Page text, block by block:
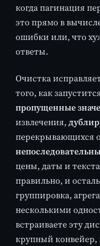
когда пагинация
это прямо в
ошибки или, что
ответы.
Очистка
того, как
пропущенные
извлечения,
перекрывающихся
цены, даты и
правильно, и
группировка,
несколькими
встраиваете эту
крупный